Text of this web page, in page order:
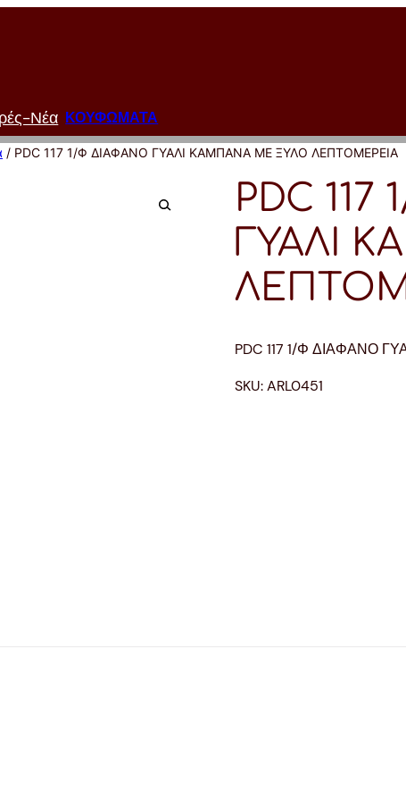
Νέα ΚΟΥΦΩΜΑΤΑ
/ PDC 117 1/Φ ΔΙΑΦΑΝΟ ΓΥΑΛΙ ΚΑΜΠΑΝΑ ΜΕ ΞΥΛΟ ΛΕΠΤΟΜΕΡΕΙΑ
PDC
ΓΥΑΛΙ
PDC 117 1/Φ ΔΙΑΦΑΝΟ
SKU:ARL0451